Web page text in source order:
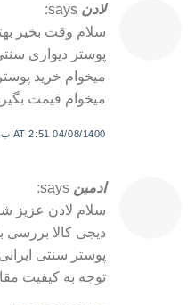
لادن says:
سلام وقت بخیر
پوستر دیواری
میخوام خرید
میخوام قیمت
04/08/1400 AT 2:51 ب.ظ
ادمین says:
سلام لادن عزیز
دیجی کالا بررسی
پوستر سنتی
توجه به کیفیت